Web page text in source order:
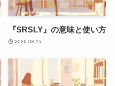
『SRSLY』の意味と使い方
2026-03-15